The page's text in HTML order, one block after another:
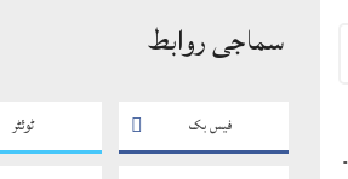
سماجی روابط
فیس بک ٹوئٹر